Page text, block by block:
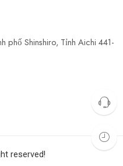
phố Shinshiro, Tỉnh Aichi 441-
reserved!